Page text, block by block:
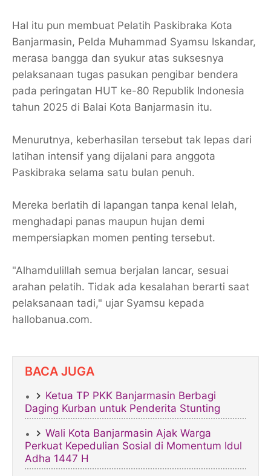
Hal itu pun membuat Pelatih Paskibraka Kota
Banjarmasin, Pelda Muhammad Syamsu Iskandar,
merasa bangga dan syukur atas suksesnya
pelaksanaan tugas pasukan pengibar bendera
pada peringatan HUT ke-80 Republik Indonesia
tahun 2025 di Balai Kota Banjarmasin itu.
Menurutnya, keberhasilan tersebut tak lepas dari
latihan intensif yang dijalani para anggota
Paskibraka selama satu bulan penuh.
Mereka berlatih di lapangan tanpa kenal lelah,
menghadapi panas maupun hujan demi
mempersiapkan momen penting tersebut.
"Alhamdulillah semua berjalan lancar, sesuai
arahan pelatih. Tidak ada kesalahan berarti saat
pelaksanaan tadi," ujar Syamsu kepada
hallobanua.com.
BACA JUGA
Ketua TP PKK Banjarmasin Berbagi
Daging Kurban untuk Penderita Stunting
Wali Kota Banjarmasin Ajak Warga
Perkuat Kepedulian Sosial di Momentum Idul
Adha 1447 H